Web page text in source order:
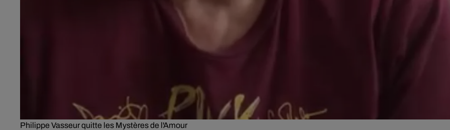
Philippe Vasseur quitte les Mystères de l'Amour